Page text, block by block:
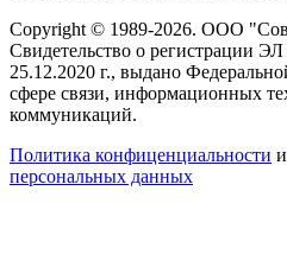
Copyright © 1989-2026. ООО
Свидетельство о регистрации
25.12.2020 г., выдано
сфере связи, информационных
коммуникаций.
Политика конфиценциальности и
персональных данных